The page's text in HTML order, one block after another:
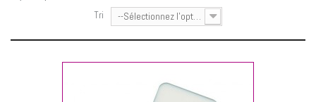
Tri --Sélectionnez l'option--